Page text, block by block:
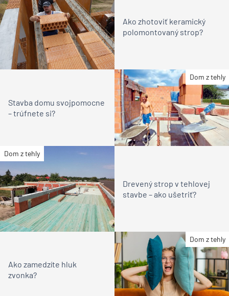
Ako zhotoviť keramický
polomontovaný strop?
Dom z tehly
Stavba domu svojpomocne
– trúfnete si?
Dom z tehly
Drevený strop v tehlovej
stavbe – ako ušetriť?
Dom z tehly
Ako zamedzíte hluk
zvonka?